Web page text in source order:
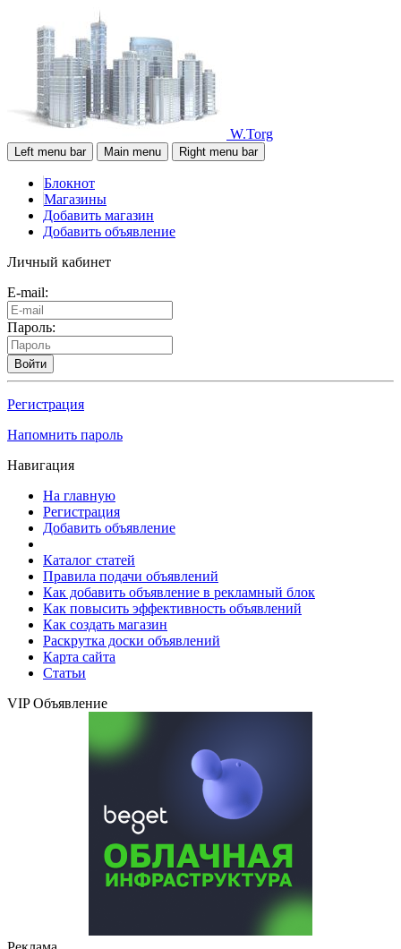
W.Torg
Left menu bar Main menu Right menu bar
Блокнот
Магазины
Добавить магазин
Добавить объявление
Личный кабинет
E-mail:
Пароль:
Войти
Регистрация
Напомнить пароль
Навигация
На главную
Регистрация
Добавить объявление
Каталог статей
Правила подачи объявлений
Как добавить объявление в рекламный блок
Как повысить эффективность объявлений
Как создать магазин
Раскрутка доски объявлений
Карта сайта
Статьи
VIP Объявление